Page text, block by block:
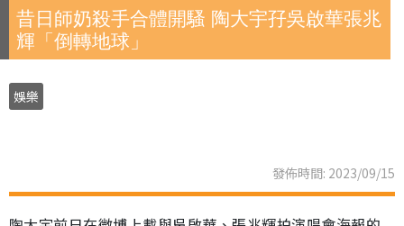
昔日師奶殺手合體開騷 陶大宇孖吳啟華張兆
輝「倒轉地球」
娛樂
發佈時間: 2023/09/15